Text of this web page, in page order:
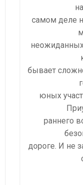
самом деле
неожиданных
бывает
юных
раннего
дороге. И не